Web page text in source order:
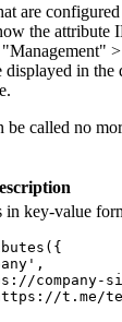
are
the attribute
in the
called no
in key-value
company-
t.me/